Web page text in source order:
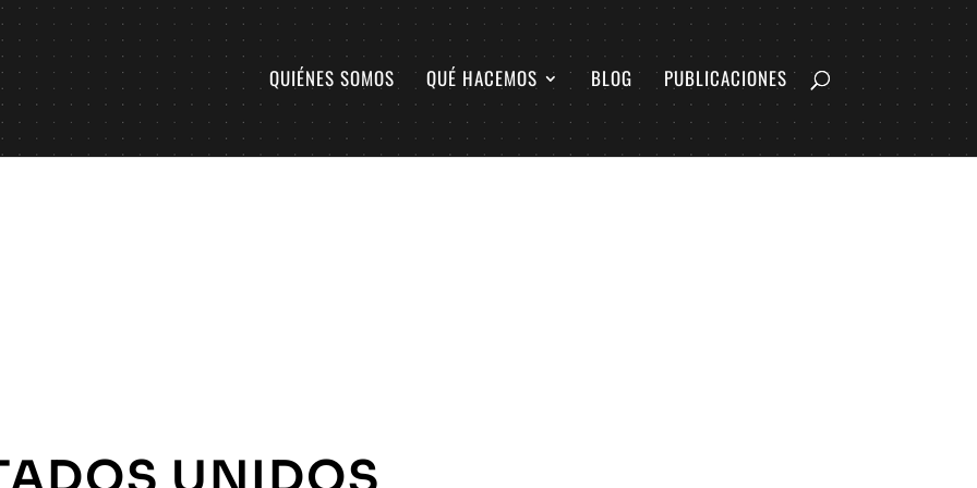
QUIÉNES SOMOS QUÉ HACEMOS BLOG PUBLICACIONES